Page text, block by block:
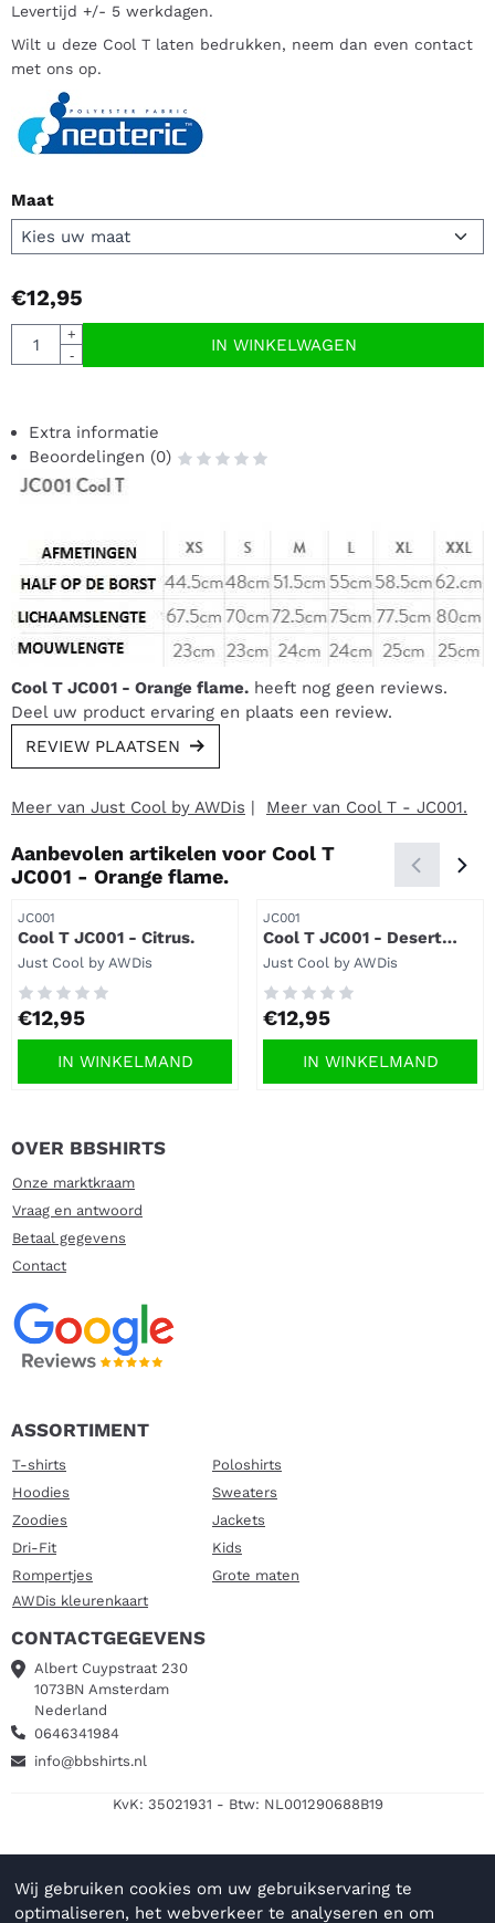
Levertijd +/- 5 werkdagen.
Wilt u deze Cool T laten bedrukken, neem dan even contact
met ons op.
Maat
€12,95
Aantal
+
-
IN WINKELWAGEN
Extra informatie
Beoordelingen (0)
Cool T JC001 - Orange flame. heeft nog geen reviews.
Deel uw product ervaring en plaats een review.
REVIEW PLAATSEN
Meer van Just Cool by AWDis | Meer van Cool T - JC001.
Aanbevolen artikelen voor Cool T
JC001 - Orange flame.
Artikelnummer
JC001
Cool T JC001 - Citrus.
Merk:
Just Cool by AWDis
Prijs: 12,95
€12,95
IN WINKELMAND
Artikelnummer
JC001
Cool T JC001 - Desert
sand.
Merk:
Just Cool by AWDis
Prijs: 12,95
€12,95
IN WINKELMAND
OVER BBSHIRTS
Onze marktkraam
Vraag en antwoord
Betaal gegevens
Contact
ASSORTIMENT
T-shirts
Poloshirts
Hoodies
Sweaters
Zoodies
Jackets
Dri-Fit
Kids
Rompertjes
Grote maten
AWDis kleurenkaart
CONTACTGEGEVENS
Albert Cuypstraat 230
1073BN Amsterdam
Nederland
0646341984
info@bbshirts.nl
KvK: 35021931 - Btw: NL001290688B19
Wij gebruiken cookies om uw gebruikservaring te
optimaliseren, het webverkeer te analyseren en om